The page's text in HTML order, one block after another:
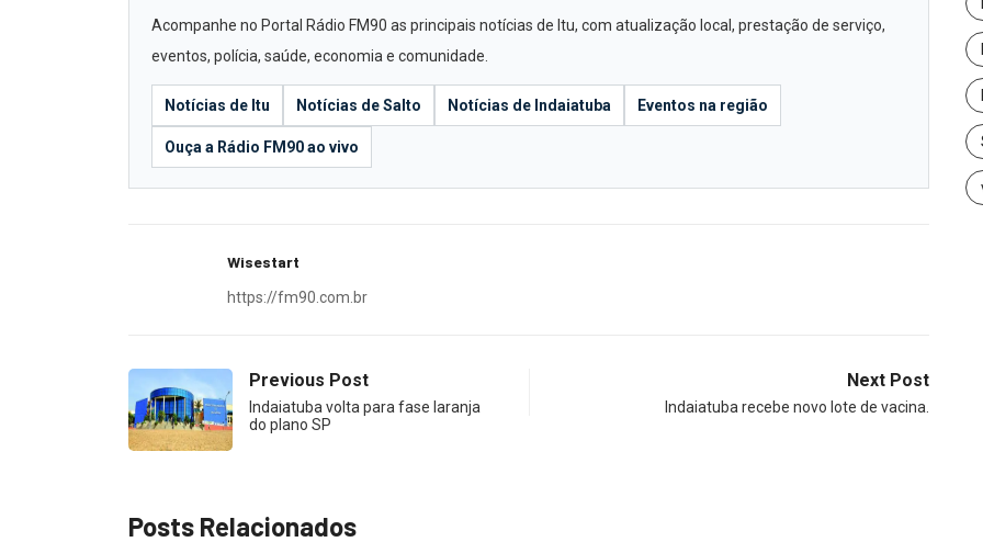
Acompanhe no Portal Rádio FM90 as principais notícias de Itu, com atualização local, prestação de serviço,
eventos, polícia, saúde, economia e comunidade.
Notícias de Itu Notícias de Salto Notícias de Indaiatuba Eventos na região
Ouça a Rádio FM90 ao vivo
Wisestart
https://fm90.com.br
Previous Post
Indaiatuba volta para fase laranja
do plano SP
Next Post
Indaiatuba recebe novo lote de vacina.
Posts Relacionados